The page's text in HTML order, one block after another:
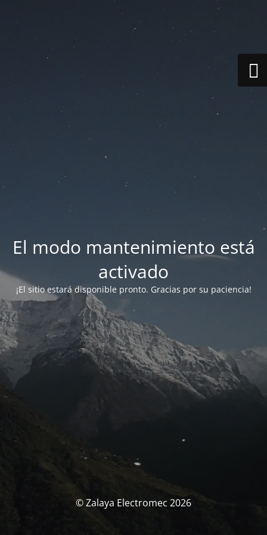
El modo mantenimiento está
activado
¡El sitio estará disponible pronto. Gracias por su paciencia!
© Zalaya Electromec 2026